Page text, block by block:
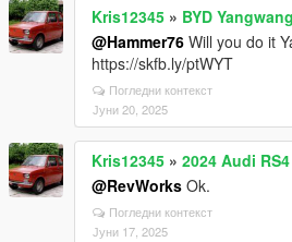
Kris12345 » BYD
@Hammer76 Will you do it
https://skfb.ly/ptWYT
Погледни контекст
Јуни 20, 2025
Kris12345 » 2024 Audi
@RevWorks Ok.
Погледни контекст
Јуни 17, 2025